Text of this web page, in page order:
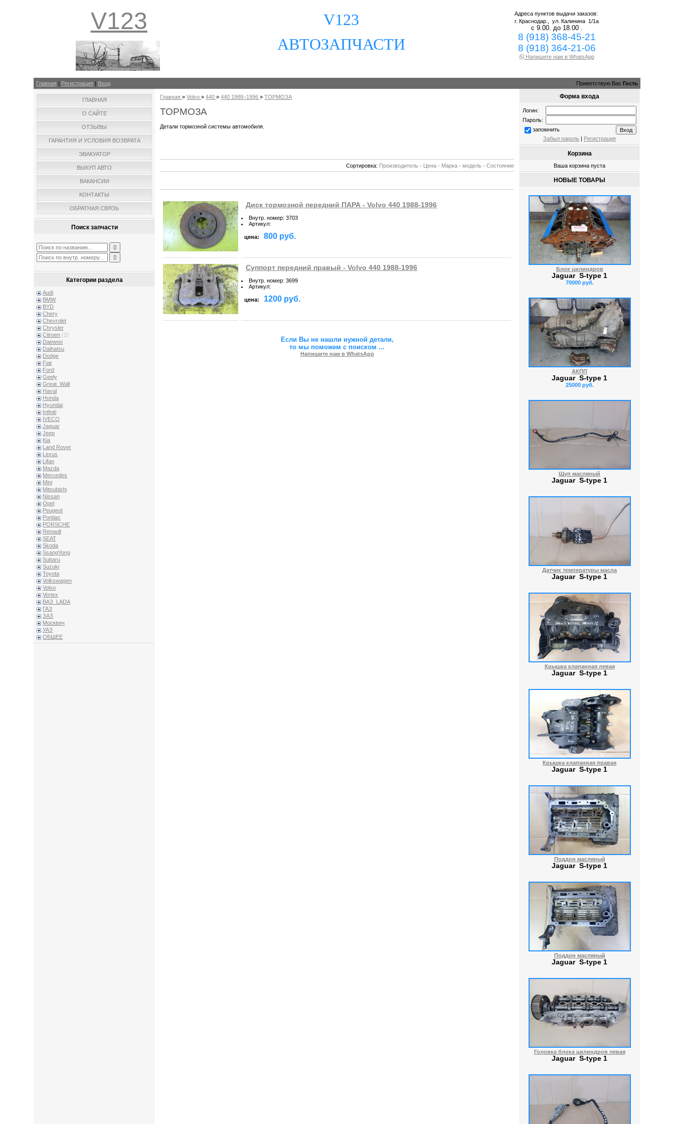
V123
V123
АВТОЗАПЧАСТИ
Адреса пунктов выдачи заказов:
г. Краснодар.,ул. Калинина 1/1а
с 9.00. до 18.00 .
8 (918) 368-45-21
8 (918) 364-21-06
Напишите нам в WhatsApp
Главная | Регистрация | Вход Приветствую Вас Гость
ГЛАВНАЯ
О САЙТЕ
ОТЗЫВЫ
ГАРАНТИЯ И УСЛОВИЯ ВОЗВРАТА
ЭВАКУАТОР
ВЫКУП АВТО
ВАКАНСИИ
КОНТАКТЫ
ОБРАТНАЯ СВЯЗЬ
Поиск запчасти
Категории раздела
Audi
BMW
BYD
Chery
Chevrolet
Chrysler
Citroen (2)
Daewoo
Daihatsu
Dodge
Fiat
Ford
Geely
Great_Wall
Haval
Honda
Hyundai
Infiniti
IVECO
Jaguar
Jeep
Kia
Land Rover
Lexus
Lifan
Mazda
Mercedes
Mini
Mitsubishi
Nissan
Opel
Peugeot
Pontiac
PORSCHE
Renault
SEAT
Skoda
SsangYong
Subaru
Suzuki
Toyota
Volkswagen
Volvo
Vortex
ВАЗ_LADA
ГАЗ
ЗАЗ
Москвич
УАЗ
ОБЩЕЕ
Главная »Volvo »440 »440 1988–1996 »ТОРМОЗА
ТОРМОЗА
Детали тормозной системы автомобиля.
Сортировка: Производитель · Цена · Марка ·модель ·Состояние
Диск тормозной передний ПАРА - Volvo 440 1988-1996
Внутр. номер: 3703
Артикул:
цена: 800 руб.
Суппорт передний правый - Volvo 440 1988-1996
Внутр. номер: 3699
Артикул:
цена: 1200 руб.
Если Вы не нашли нужной детали,
то мы поможем с поиском...
Напишите нам в WhatsApp
Форма входа
Логин:
Пароль:
запомнить
Забыл пароль | Регистрация
Корзина
Ваша корзина пуста
НОВЫЕ ТОВАРЫ
Блок цилиндров
Jaguar S-type 1
70000 руб.
АКПП
Jaguar S-type 1
25000 руб.
Щуп масляный
Jaguar S-type 1
Датчик температуры масла
Jaguar S-type 1
Крышка клапанная левая
Jaguar S-type 1
Крышка клапанная правая
Jaguar S-type 1
Поддон масляный
Jaguar S-type 1
Поддон масляный
Jaguar S-type 1
Головка блока цилиндров левая
Jaguar S-type 1